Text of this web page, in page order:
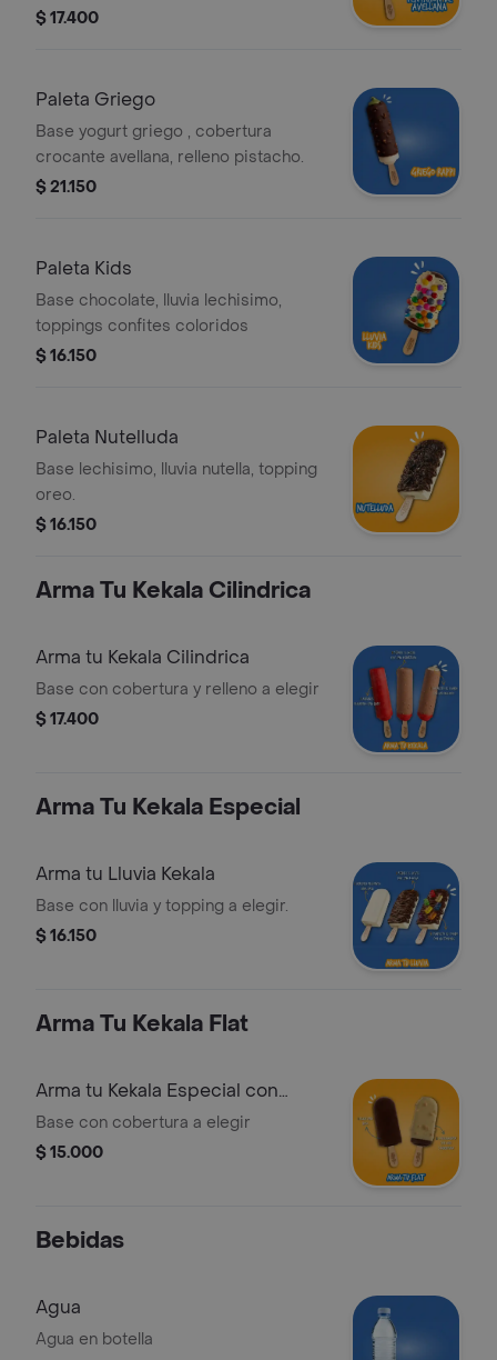
amargo.
$ 17.400
Paleta Griego
Base yogurt griego , cobertura
crocante avellana, relleno pistacho.
$ 21.150
Paleta Kids
Base chocolate, lluvia lechisimo,
toppings confites coloridos
$ 16.150
Paleta Nutelluda
Base lechisimo, lluvia nutella, topping
oreo.
$ 16.150
Arma Tu Kekala Cilindrica
Arma tu Kekala Cilindrica
Base con cobertura y relleno a elegir
$ 17.400
Arma Tu Kekala Especial
Arma tu Lluvia Kekala
Base con lluvia y topping a elegir.
$ 16.150
Arma Tu Kekala Flat
Arma tu Kekala Especial con
Cobertura
Base con cobertura a elegir
$ 15.000
Bebidas
Agua
Agua en botella